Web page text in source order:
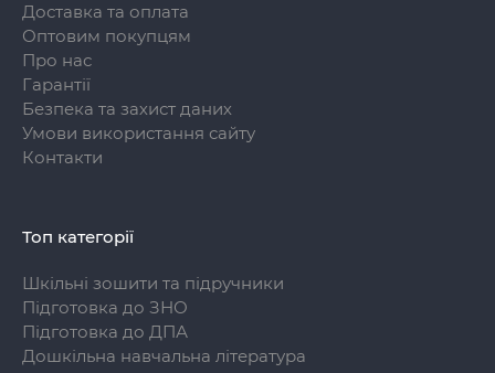
Доставка та оплата
Оптовим покупцям
Про нас
Гарантії
Безпека та захист даних
Умови використання сайту
Контакти
Топ категорії
Шкільні зошити та підручники
Підготовка до ЗНО
Підготовка до ДПА
Дошкільна навчальна література